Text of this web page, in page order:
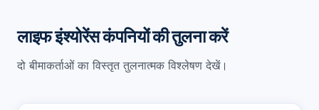
लाइफ इंश्योरेंस कंपनियों की तुलना करें
दो बीमाकर्ताओं का विस्तृत तुलनात्मक विश्लेषण देखें।